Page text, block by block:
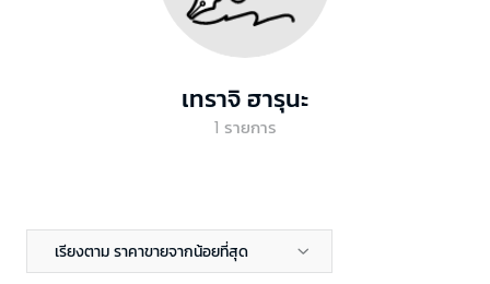
เทราจิ ฮารุนะ
1 รายการ
เรียงตาม ราคาขายจากน้อยที่สุด